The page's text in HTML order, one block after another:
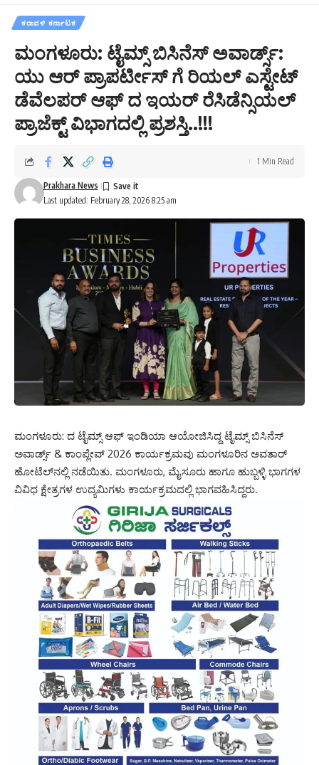
ಕರಾವಳಿ ಕರ್ನಾಟಕ
ಮಂಗಳೂರು: ಟೈಮ್ಸ್ ಬಿಸಿನೆಸ್ ಅವಾರ್ಡ್ಸ್:
ಯು ಆರ್ ಪ್ರಾಪರ್ಟೀಸ್‌ ಗೆ ರಿಯಲ್ ಎಸ್ಟೇಟ್
ಡೆವೆಲಪರ್ ಆಫ್ ದ ಇಯರ್ ರೆಸಿಡೆನ್ಸಿಯಲ್
ಪ್ರಾಜೆಕ್ಟ್ ವಿಭಾಗದಲ್ಲಿ ಪ್ರಶಸ್ತಿ..!!!
Last updated: February 28, 2026 8:25 am
Prakhara News
1 Min Read
ಮಂಗಳೂರು: ದ ಟೈಮ್ಸ್ ಆಫ್‌ ಇಂಡಿಯಾ ಆಯೋಜಿಸಿದ್ದ ಟೈಮ್ಸ್ ಬಿಸಿನೆಸ್
ಅವಾರ್ಡ್ಸ್ & ಕಾಂಪ್ಲೇವ್ 2026 ಕಾರ್ಯಕ್ರಮವು ಮಂಗಳೂರಿನ ಅವತಾ‌ರ್
ಹೋಟೆಲ್‌ನಲ್ಲಿ ನಡೆಯಿತು. ಮಂಗಳೂರು, ಮೈಸೂರು ಹಾಗೂ ಹುಬ್ಬಳ್ಳಿ ಭಾಗಗಳ
ವಿವಿಧ ಕ್ಷೇತ್ರಗಳ ಉದ್ಯಮಿಗಳು ಕಾರ್ಯಕ್ರಮದಲ್ಲಿ ಭಾಗವಹಿಸಿದ್ದರು.